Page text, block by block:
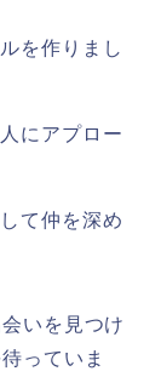
を作りまし
にアプロー
て仲を深め
いを見つけ
っていま